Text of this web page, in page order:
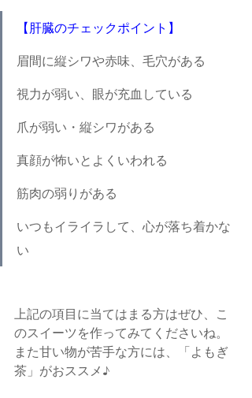
【肝臓のチェックポイント】
眉間に縦シワや赤味、毛穴がある
視力が弱い、眼が充血している
爪が弱い・縦シワがある
真顔が怖いとよくいわれる
筋肉の弱りがある
いつもイライラして、心が落ち着かな
い
上記の項目に当てはまる方はぜひ、こ
のスイーツを作ってみてくださいね。
また甘い物が苦手な方には、「よもぎ
茶」がおススメ♪